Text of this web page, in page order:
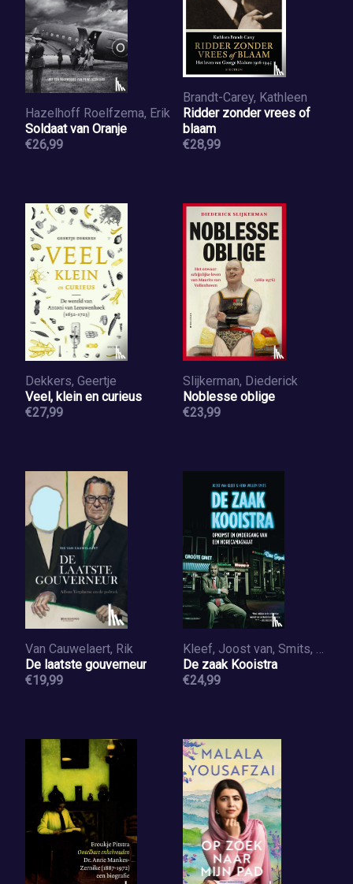
Hazelhoff Roelfzema, Erik
Soldaat van Oranje
€26,99
Brandt-Carey, Kathleen
Ridder zonder vrees of
blaam
€28,99
Dekkers, Geertje
Veel, klein en curieus
€27,99
Slijkerman, Diederick
Noblesse oblige
€23,99
Van Cauwelaert, Rik
De laatste gouverneur
€19,99
Kleef, Joost van, Smits, Henk Willem
De zaak Kooistra
€24,99